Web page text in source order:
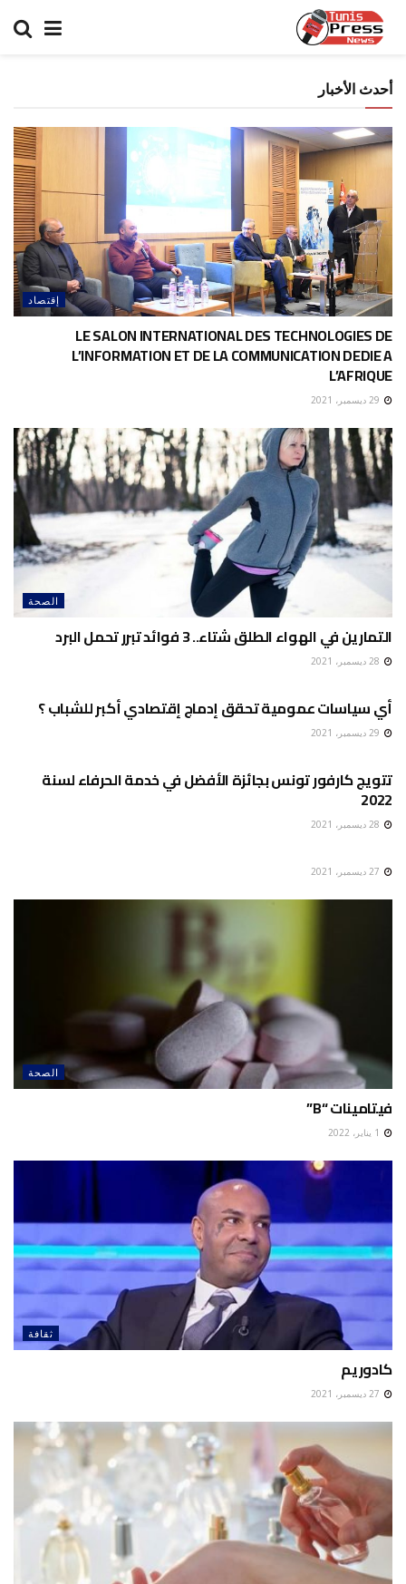
أحدث الأخبار
إقتصاد
LE SALON INTERNATIONAL DES TECHNOLOGIES DE
L’INFORMATION ET DE LA COMMUNICATION DEDIE A
L’AFRIQUE
الصحة
التمارين في الهواء الطلق شتاء.. 3 فوائد تبرر تحمل البرد
أي سياسات عمومية تحقق إدماج إقتصادي أكبر للشباب ؟
تتويج كارفور تونس بجائزة الأفضل في خدمة الحرفاء لسنة
2022
الصحة
فيتامينات “B”
ثقافة
كادوريم